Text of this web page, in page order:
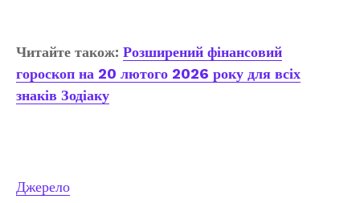
Читайте також: Розширений фінансовий
гороскоп на 20 лютого 2026 року для всіх
знаків Зодіаку
Джерело